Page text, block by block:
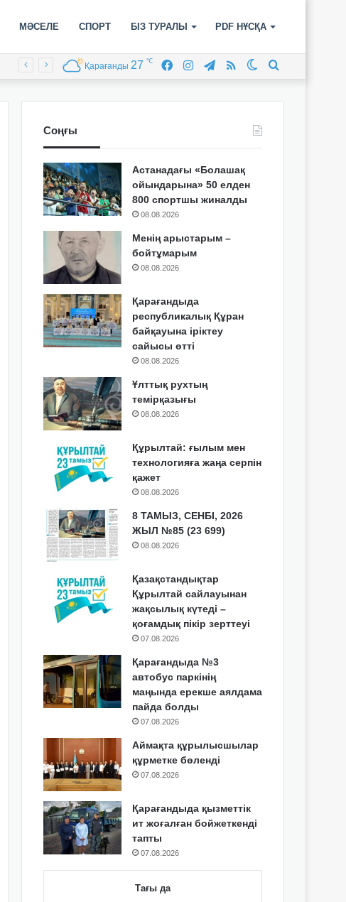
МӘСЕЛЕ СПОРТ БІЗ ТУРАЛЫ PDF НҰСҚА
Switch
RSS
Telegram
Instagram
Facebook
Қарағанды 27 ℃
Соңғы
Астанадағы «Болашақ
ойындарына» 50 елден
800 спортшы жиналды
08.08.2026
Менің арыстарым –
бойтұмарым
08.08.2026
Қарағандыда
республикалық Құран
байқауына іріктеу
сайысы өтті
08.08.2026
Ұлттық рухтың
темірқазығы
08.08.2026
Құрылтай: ғылым мен
технологияға жаңа серпін
қажет
08.08.2026
8 ТАМЫЗ, СЕНБІ, 2026
ЖЫЛ №85 (23 699)
08.08.2026
Қазақстандықтар
Құрылтай сайлауынан
жақсылық күтеді –
қоғамдық пікір зерттеуі
07.08.2026
Қарағандыда №3
автобус паркінің
маңында ерекше аялдама
пайда болды
07.08.2026
Аймақта құрылысшылар
құрметке бөленді
07.08.2026
Қарағандыда қызметтік
ит жоғалған бойжеткенді
тапты
07.08.2026
Тағы да